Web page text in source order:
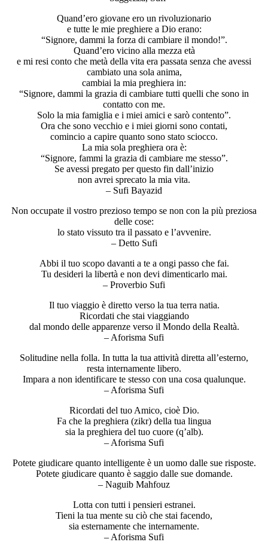
Quand’ero giovane ero un rivoluzionario
e tutte le mie preghiere a Dio erano:
“Signore, dammi la forza di cambiare il mondo!”.
Quand’ero vicino alla mezza età
e mi resi conto che metà della vita era passata senza che avessi
cambiato una sola anima,
cambiai la mia preghiera in:
“Signore, dammi la grazia di cambiare tutti quelli che sono in
contatto con me.
Solo la mia famiglia e i miei amici e sarò contento”.
Ora che sono vecchio e i miei giorni sono contati,
comincio a capire quanto sono stato sciocco.
La mia sola preghiera ora è:
“Signore, fammi la grazia di cambiare me stesso”.
Se avessi pregato per questo fin dall’inizio
non avrei sprecato la mia vita.
– Sufi Bayazid
Non occupate il vostro prezioso tempo se non con la più preziosa
delle cose:
lo stato vissuto tra il passato e l’avvenire.
– Detto Sufi
Abbi il tuo scopo davanti a te a ongi passo che fai.
Tu desideri la libertà e non devi dimenticarlo mai.
– Proverbio Sufi
Il tuo viaggio è diretto verso la tua terra natia.
Ricordati che stai viaggiando
dal mondo delle apparenze verso il Mondo della Realtà.
– Aforisma Sufi
Solitudine nella folla. In tutta la tua attività diretta all’esterno,
resta internamente libero.
Impara a non identificare te stesso con una cosa qualunque.
– Aforisma Sufi
Ricordati del tuo Amico, cioè Dio.
Fa che la preghiera (zikr) della tua lingua
sia la preghiera del tuo cuore (q’alb).
– Aforisma Sufi
Potete giudicare quanto intelligente è un uomo dalle sue risposte.
Potete giudicare quanto è saggio dalle sue domande.
– Naguib Mahfouz
Lotta con tutti i pensieri estranei.
Tieni la tua mente su ciò che stai facendo,
sia esternamente che internamente.
– Aforisma Sufi